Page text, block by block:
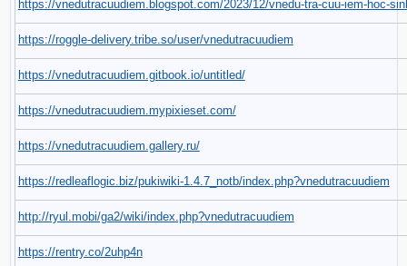
https://vnedutracuudiem.blogspot.com/2023/12/vnedu-tra-cuu-iem-hoc-
https://roggle-delivery.tribe.so/user/vnedutracuudiem
https://vnedutracuudiem.gitbook.io/untitled/
https://vnedutracuudiem.mypixieset.com/
https://vnedutracuudiem.gallery.ru/
https://redleaflogic.biz/pukiwiki-1.4.7_notb/index.php?vnedutracuudiem
http://ryul.mobi/ga2/wiki/index.php?vnedutracuudiem
https://rentry.co/2uhp4n